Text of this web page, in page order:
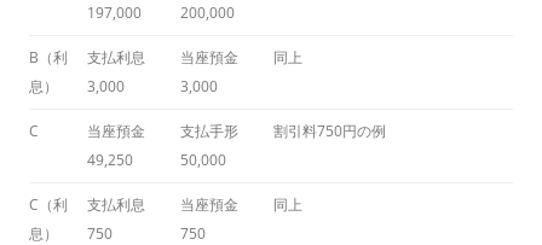
197,000
200,000
B（利
息）
支払利息
3,000
当座預金
3,000
同上
C
当座預金
49,250
支払手形
50,000
割引料750円の例
C（利
息）
支払利息
750
当座預金
750
同上